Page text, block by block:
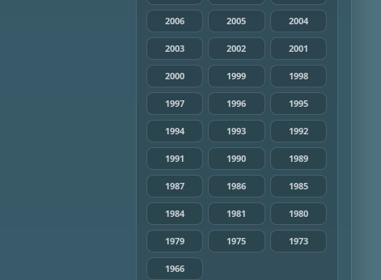
2006 2005 2004
2003 2002 2001
2000 1999 1998
1997 1996 1995
1994 1993 1992
1991 1990 1989
1987 1986 1985
1984 1981 1980
1979 1975 1973
1966